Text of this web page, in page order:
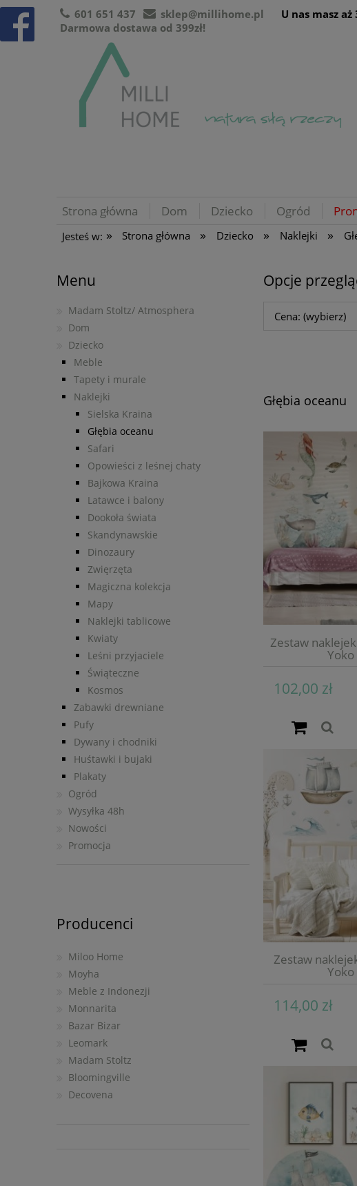
601 651 437
sklep@millihome.pl
Darmowa dostawa od 399zł!
U nas masz
Strona główna Dom Dziecko Ogród
Jesteś w: » Strona główna » Dziecko » Naklejki »
Menu
Madam Stoltz/ Atmosphera
Dom
Dziecko
Meble
Tapety i murale
Naklejki
Sielska Kraina
Głębia oceanu
Safari
Opowieści z leśnej chaty
Bajkowa Kraina
Latawce i balony
Dookoła świata
Skandynawskie
Dinozaury
Zwięrzęta
Magiczna kolekcja
Mapy
Naklejki tablicowe
Kwiaty
Leśni przyjaciele
Świąteczne
Kosmos
Zabawki drewniane
Pufy
Dywany i chodniki
Huśtawki i bujaki
Plakaty
Ogród
Wysyłka 48h
Nowości
Promocja
Producenci
Miloo Home
Moyha
Meble z Indonezji
Monnarita
Bazar Bizar
Leomark
Madam Stoltz
Bloomingville
Decovena
Opcje
Cena: (wybierz)
Głębia oceanu
Zestaw
102,00 zł
Zestaw
114,00 zł